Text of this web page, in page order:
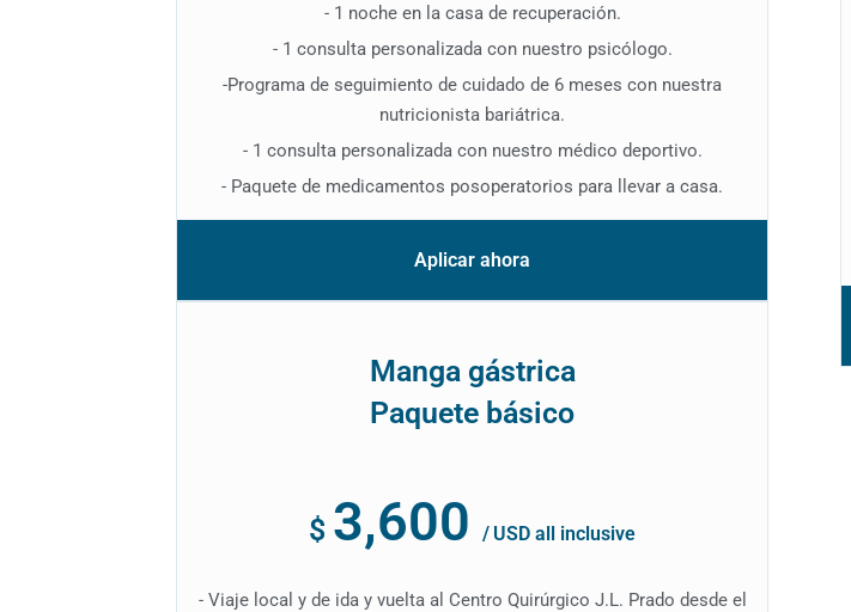
- 1 noche en la casa de recuperación.
- 1 consulta personalizada con nuestro psicólogo.
-Programa de seguimiento de cuidado de 6 meses con nuestra
nutricionista bariátrica.
- 1 consulta personalizada con nuestro médico deportivo.
- Paquete de medicamentos posoperatorios para llevar a casa.
Aplicar ahora
Manga gástrica
Paquete básico
$ 3,600/ USD all inclusive
- Viaje local y de ida y vuelta al Centro Quirúrgico J.L. Prado desde el